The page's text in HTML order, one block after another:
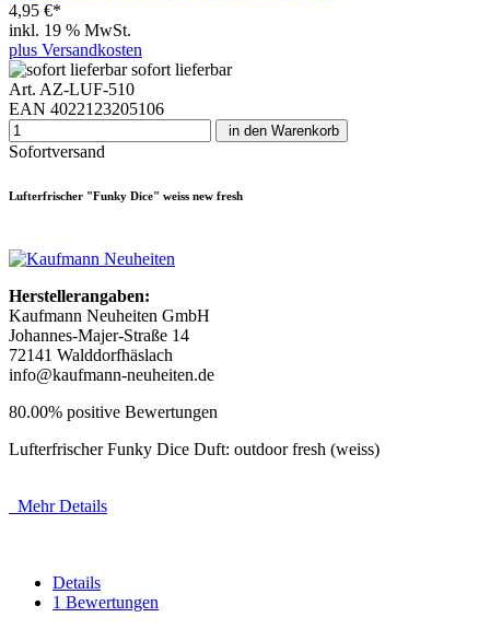
4,95 €*
inkl. 19 % MwSt.
plus Versandkosten
sofort lieferbar
Art. AZ-LUF-510
EAN 4022123205106
in den Warenkorb
Sofortversand
Lufterfrischer "Funky Dice" weiss new fresh
Herstellerangaben:
Kaufmann Neuheiten GmbH
Johannes-Majer-Straße 14
72141 Walddorfhäslach
info@kaufmann-neuheiten.de
80.00% positive Bewertungen
Lufterfrischer Funky Dice Duft: outdoor fresh (weiss)
Mehr Details
Details
1 Bewertungen